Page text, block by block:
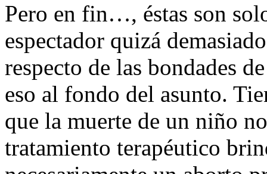
Pero en fin…, éstas son
espectador quizá
respecto de las bondades
eso al fondo del asunto.
que la muerte de un niño
tratamiento terapéutico